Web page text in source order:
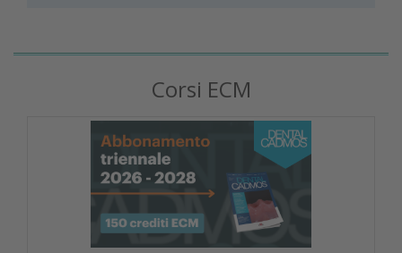
Corsi ECM